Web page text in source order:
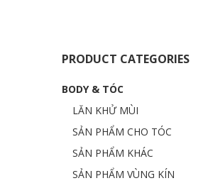
PRODUCT CATEGORIES
BODY & TÓC
LĂN KHỬ MÙI
SẢN PHẨM CHO TÓC
SẢN PHẨM KHÁC
SẢN PHẨM VÙNG KÍN